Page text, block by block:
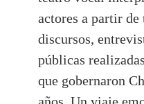
actores a partir
discursos,
públicas
que gobernaron